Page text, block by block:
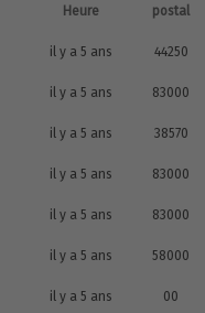
Heure
postal
il y a 5 ans 44250
il y a 5 ans 83000
il y a 5 ans 38570
il y a 5 ans 83000
il y a 5 ans 83000
il y a 5 ans 58000
il y a 5 ans 00